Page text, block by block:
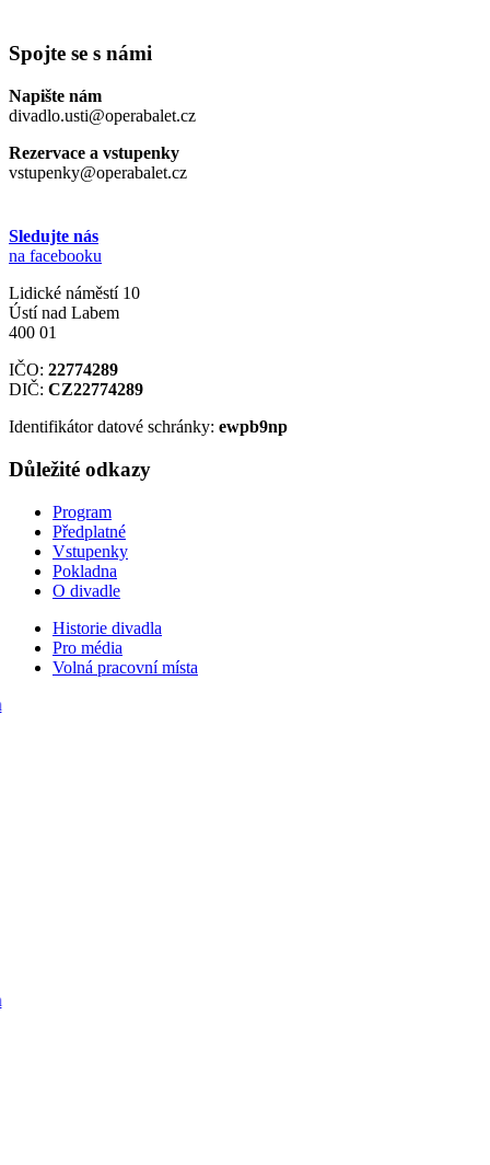
Spojte se s námi
Napište nám
divadlo.usti@operabalet.cz
Rezervace a vstupenky
vstupenky@operabalet.cz
Sledujte nás
na facebooku
Lidické náměstí 10
Ústí nad Labem
400 01
IČO: 22774289
DIČ: CZ22774289
Identifikátor datové schránky: ewpb9np
Důležité odkazy
Program
Předplatné
Vstupenky
Pokladna
O divadle
Historie divadla
Pro média
Volná pracovní místa